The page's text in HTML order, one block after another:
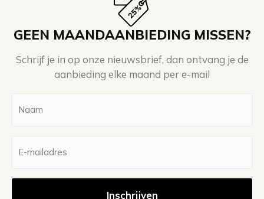
GEEN MAANDAANBIEDING MISSEN?
Schrijf je in op onze nieuwsbrief, dan ontvang je de
aanbieding elke maand per e-mail